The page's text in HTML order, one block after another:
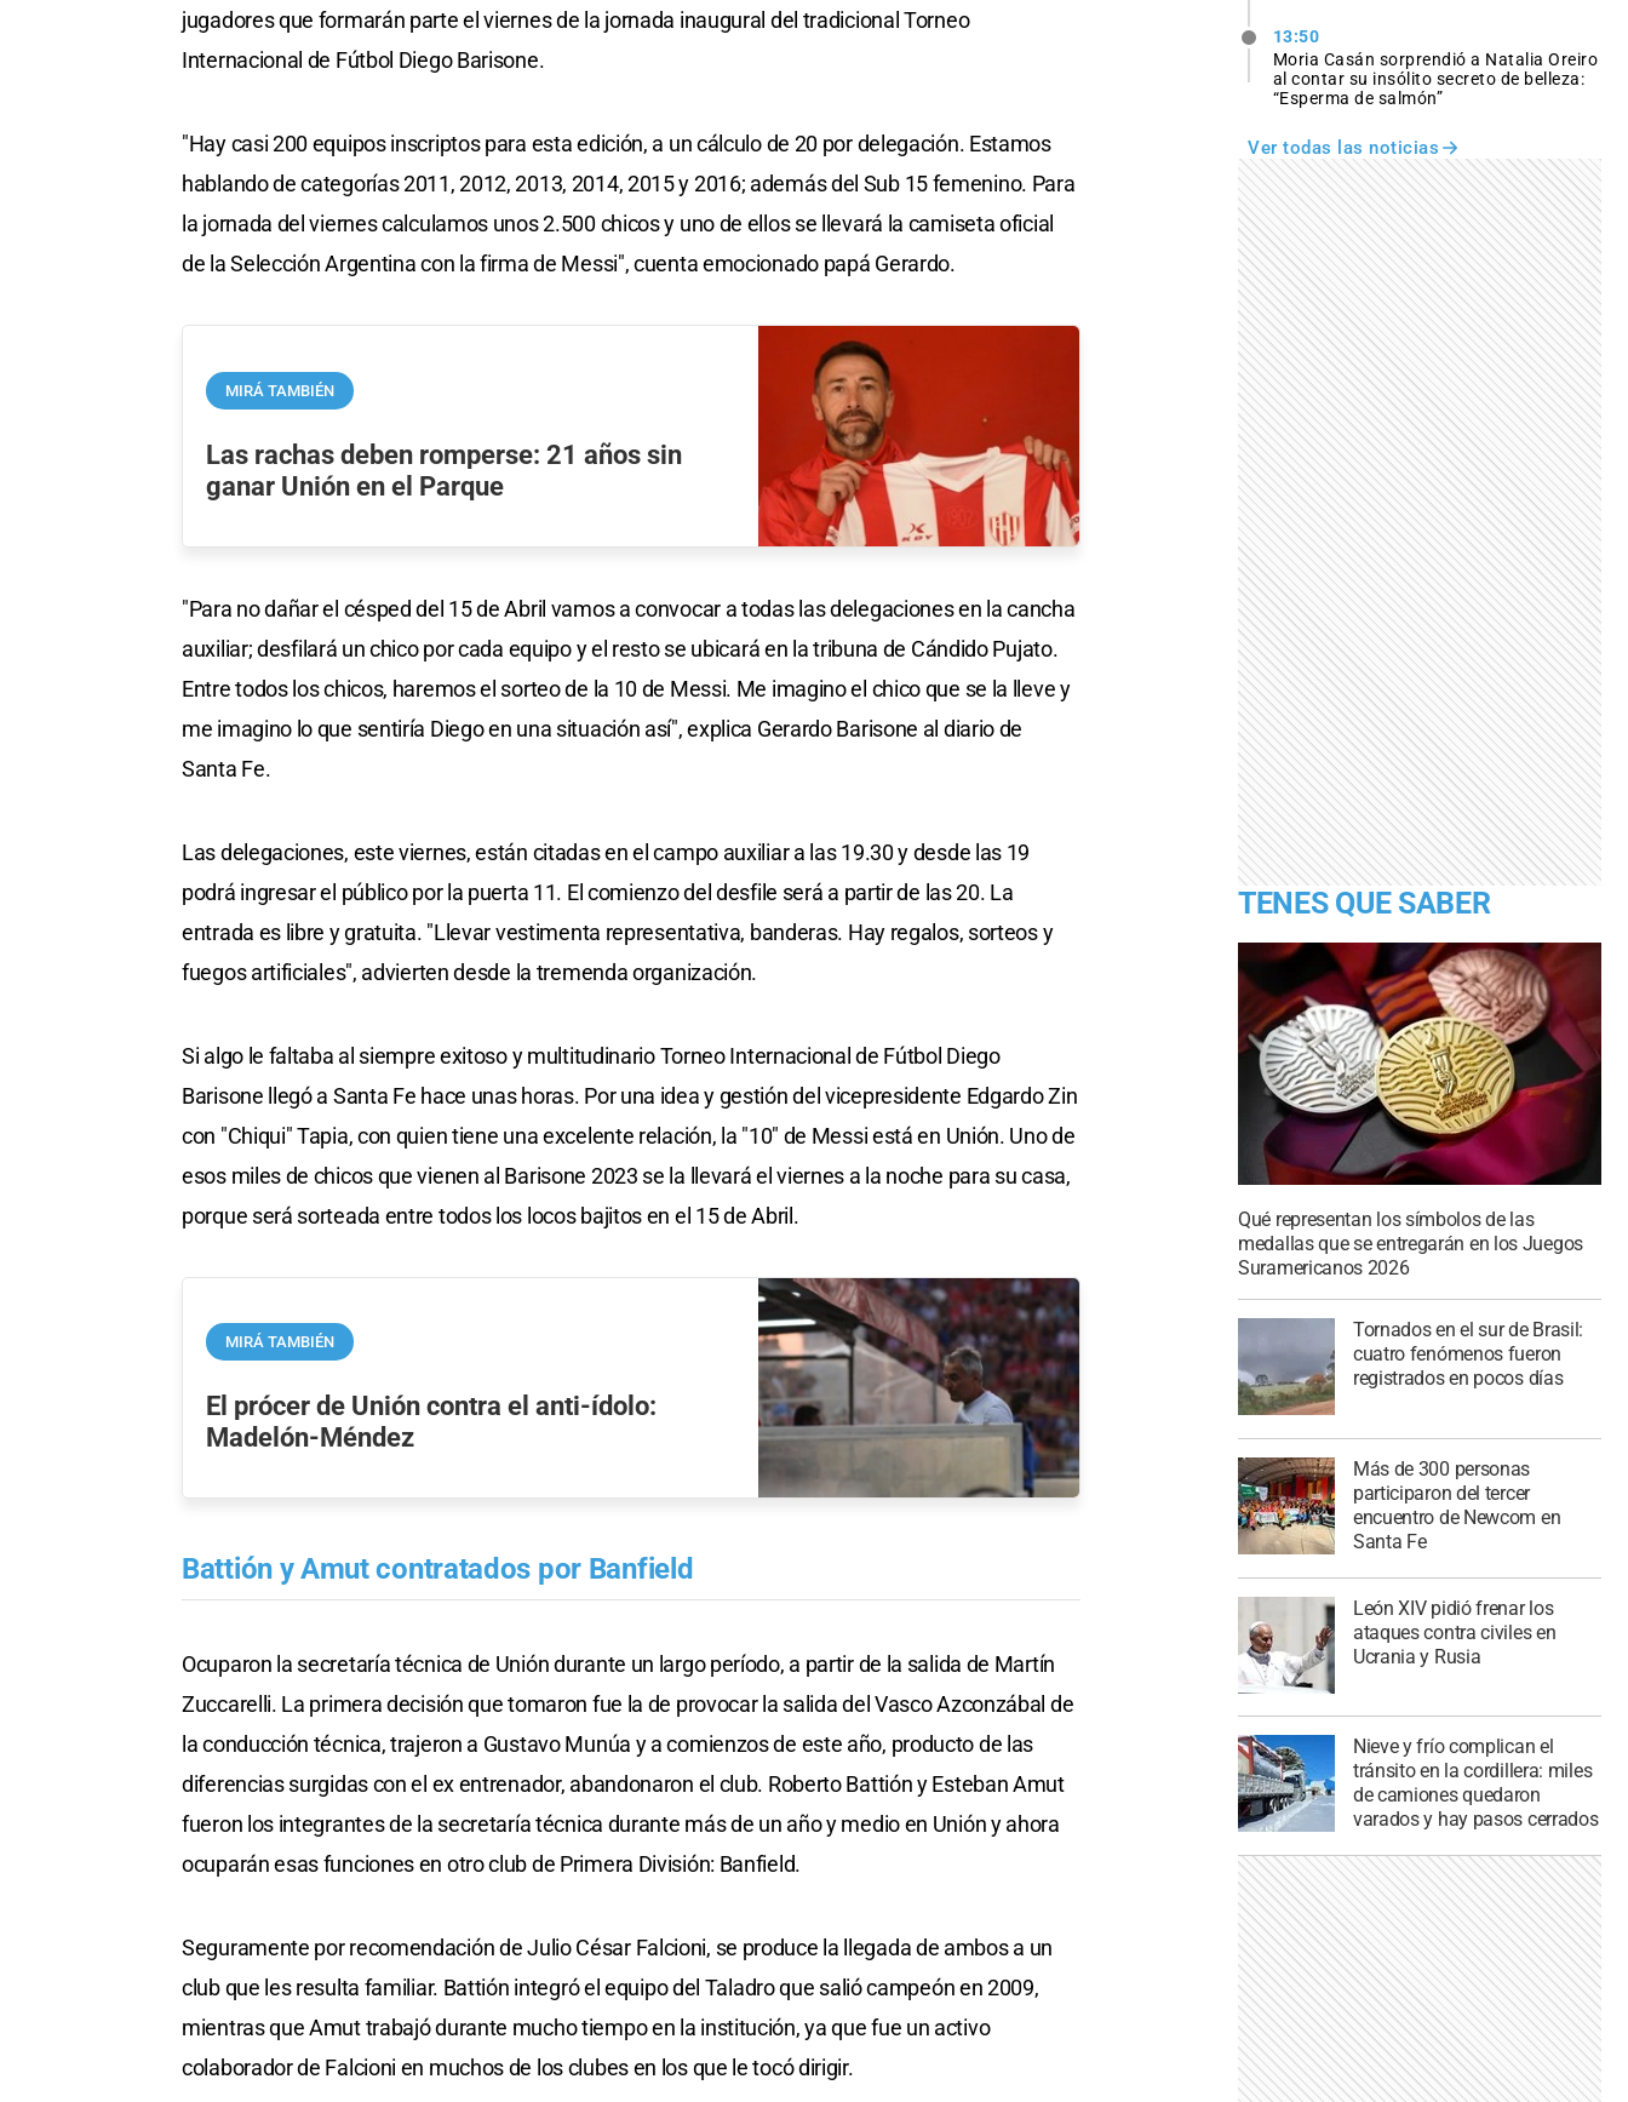
jugadores que formarán parte el viernes de la jornada inaugural del tradicional Torneo
Internacional de Fútbol Diego Barisone.
"Hay casi 200 equipos inscriptos para esta edición, a un cálculo de 20 por delegación. Estamos
hablando de categorías 2011, 2012, 2013, 2014, 2015 y 2016; además del Sub 15 femenino. Para
la jornada del viernes calculamos unos 2.500 chicos y uno de ellos se llevará la camiseta oficial
de la Selección Argentina con la firma de Messi", cuenta emocionado papá Gerardo.
MIRÁ TAMBIÉN
Las rachas deben romperse: 21 años sin
ganar Unión en el Parque
"Para no dañar el césped del 15 de Abril vamos a convocar a todas las delegaciones en la cancha
auxiliar; desfilará un chico por cada equipo y el resto se ubicará en la tribuna de Cándido Pujato.
Entre todos los chicos, haremos el sorteo de la 10 de Messi. Me imagino el chico que se la lleve y
me imagino lo que sentiría Diego en una situación así", explica Gerardo Barisone al diario de
Santa Fe.
Las delegaciones, este viernes, están citadas en el campo auxiliar a las 19.30 y desde las 19
podrá ingresar el público por la puerta 11. El comienzo del desfile será a partir de las 20. La
entrada es libre y gratuita. "Llevar vestimenta representativa, banderas. Hay regalos, sorteos y
fuegos artificiales", advierten desde la tremenda organización.
Si algo le faltaba al siempre exitoso y multitudinario Torneo Internacional de Fútbol Diego
Barisone llegó a Santa Fe hace unas horas. Por una idea y gestión del vicepresidente Edgardo Zin
con "Chiqui" Tapia, con quien tiene una excelente relación, la "10" de Messi está en Unión. Uno de
esos miles de chicos que vienen al Barisone 2023 se la llevará el viernes a la noche para su casa,
porque será sorteada entre todos los locos bajitos en el 15 de Abril.
MIRÁ TAMBIÉN
El prócer de Unión contra el anti-ídolo:
Madelón-Méndez
Battión y Amut contratados por Banfield
Ocuparon la secretaría técnica de Unión durante un largo período, a partir de la salida de Martín
Zuccarelli. La primera decisión que tomaron fue la de provocar la salida del Vasco Azconzábal de
la conducción técnica, trajeron a Gustavo Munúa y a comienzos de este año, producto de las
diferencias surgidas con el ex entrenador, abandonaron el club. Roberto Battión y Esteban Amut
fueron los integrantes de la secretaría técnica durante más de un año y medio en Unión y ahora
ocuparán esas funciones en otro club de Primera División: Banfield.
Seguramente por recomendación de Julio César Falcioni, se produce la llegada de ambos a un
club que les resulta familiar. Battión integró el equipo del Taladro que salió campeón en 2009,
mientras que Amut trabajó durante mucho tiempo en la institución, ya que fue un activo
colaborador de Falcioni en muchos de los clubes en los que le tocó dirigir.
13:50
Moria Casán sorprendió a Natalia Oreiro
al contar su insólito secreto de belleza:
“Esperma de salmón”
Ver todas las noticias
TENES QUE SABER
Qué representan los símbolos de las
medallas que se entregarán en los Juegos
Suramericanos 2026
Tornados en el sur de Brasil:
cuatro fenómenos fueron
registrados en pocos días
Más de 300 personas
participaron del tercer
encuentro de Newcom en
Santa Fe
León XIV pidió frenar los
ataques contra civiles en
Ucrania y Rusia
Nieve y frío complican el
tránsito en la cordillera: miles
de camiones quedaron
varados y hay pasos cerrados